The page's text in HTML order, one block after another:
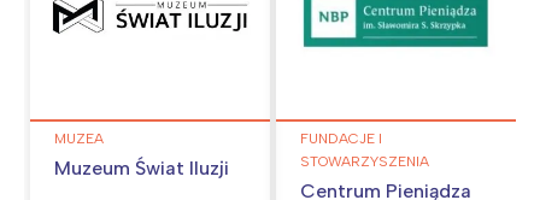
MUZEA
Muzeum Świat Iluzji
FUNDACJE I
STOWARZYSZENIA
Centrum Pieniądza